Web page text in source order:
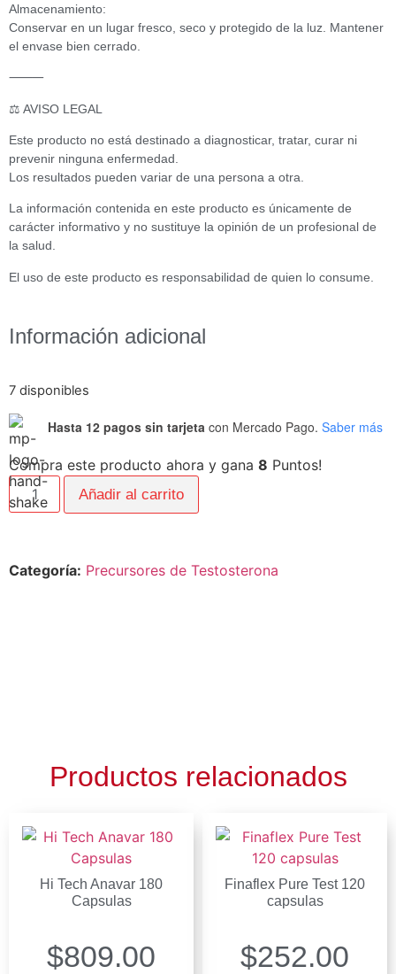
Almacenamiento:
Conservar en un lugar fresco, seco y protegido de la luz. Mantener
el envase bien cerrado.
⸻
⚖️ AVISO LEGAL
Este producto no está destinado a diagnosticar, tratar, curar ni
prevenir ninguna enfermedad.
Los resultados pueden variar de una persona a otra.
La información contenida en este producto es únicamente de
carácter informativo y no sustituye la opinión de un profesional de
la salud.
El uso de este producto es responsabilidad de quien lo consume.
Información adicional
7 disponibles
Hasta 12 pagos sin tarjeta con Mercado Pago. Saber más
Compra este producto ahora y gana 8 Puntos!
Añadir al carrito
Categoría: Precursores de Testosterona
Productos relacionados
Hi Tech Anavar 180
Capsulas
$809.00
Finaflex Pure Test 120
capsulas
$252.00